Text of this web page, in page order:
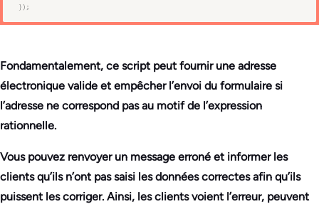
Fondamentalement, ce script peut fournir une adresse
électronique valide et empêcher l’envoi du formulaire si
l’adresse ne correspond pas au motif de l’expression
rationnelle.
Vous pouvez renvoyer un message erroné et informer les
clients qu’ils n’ont pas saisi les données correctes afin qu’ils
puissent les corriger. Ainsi, les clients voient l’erreur, peuvent